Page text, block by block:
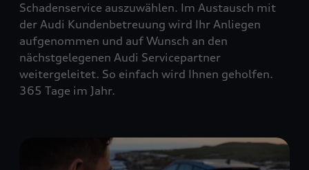
Schadenservice auszuwählen. Im Austausch mit
der Audi Kundenbetreuung wird Ihr Anliegen
aufgenommen und auf Wunsch an den
nächstgelegenen Audi Servicepartner
weitergeleitet. So einfach wird Ihnen geholfen.
365 Tage im Jahr.